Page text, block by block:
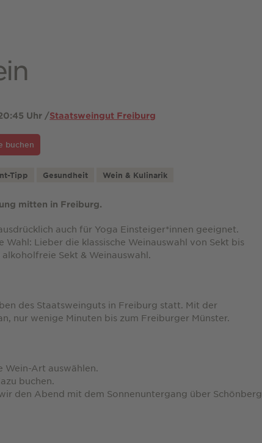
Uhr /Staatsweingut Freiburg
buchen
Tipp Gesundheit Wein & Kulinarik
mitten in Freiburg.
auch für Yoga Einsteiger*innen geeignet.
Wahl: Lieber die klassische Weinauswahl von Sekt bis
Sekt & Weinauswahl.
des Staatsweinguts in Freiburg statt. Mit der
nur wenige Minuten bis zum Freiburger Münster.
Wein-Art auswählen.
buchen.
den Abend mit dem Sonnenuntergang über Schönberg